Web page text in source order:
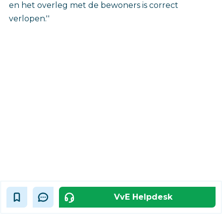
en het overleg met de bewoners is correct
verlopen.''
VvE Helpdesk